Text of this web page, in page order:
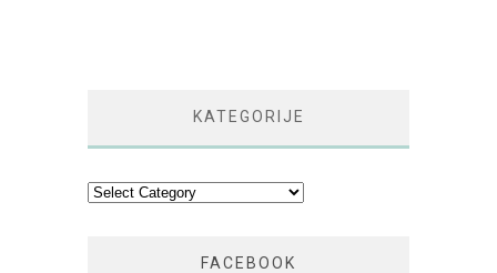
KATEGORIJE
Kategorije
FACEBOOK